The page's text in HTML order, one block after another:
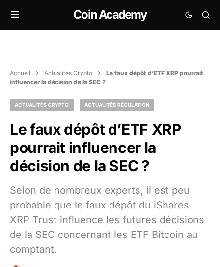
Coin Academy
Accueil Actualités Crypto
Le faux dépôt d’ETF XRP pourrait
influencer la décision de la SEC ?
ACTUALITÉS CRYPTO ACTUALITÉS RÉGULATION
Le faux dépôt d’ETF XRP
pourrait influencer la
décision de la SEC ?
Selon de nombreux experts, il est peu
probable que le faux dépôt du iShares
XRP Trust influence les futures décisions
de la SEC concernant les ETF Bitcoin au
comptant.